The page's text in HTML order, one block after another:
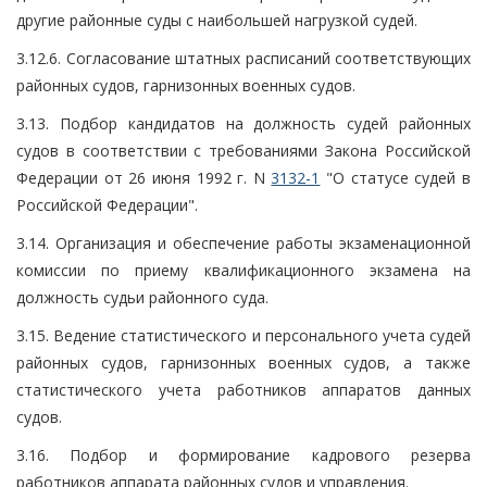
другие районные суды с наибольшей нагрузкой судей.
3.12.6. Согласование штатных расписаний соответствующих
районных судов, гарнизонных военных судов.
3.13. Подбор кандидатов на должность судей районных
судов в соответствии с требованиями Закона Российской
Федерации от 26 июня 1992 г. N3132-1 "О статусе судей в
Российской Федерации".
3.14. Организация и обеспечение работы экзаменационной
комиссии по приему квалификационного экзамена на
должность судьи районного суда.
3.15. Ведение статистического и персонального учета судей
районных судов, гарнизонных военных судов, а также
статистического учета работников аппаратов данных
судов.
3.16. Подбор и формирование кадрового резерва
работников аппарата районных судов и управления.